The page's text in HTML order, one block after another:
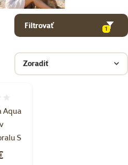
Filtrovať
1
Zoradiť
a doplnky do akvária
Aqua
S